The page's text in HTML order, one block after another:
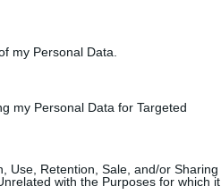
my Personal Data.
my Personal Data for Targeted
Use, Retention, Sale, and/or Sharing
with the Purposes for which it
együtt ünnepelnek a...